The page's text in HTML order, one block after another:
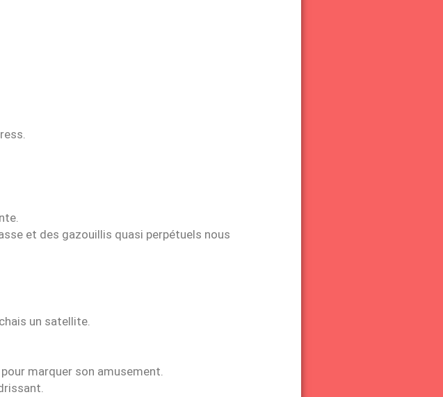
et des gazouillis quasi perpétuels nous
un satellite.
marquer son amusement.